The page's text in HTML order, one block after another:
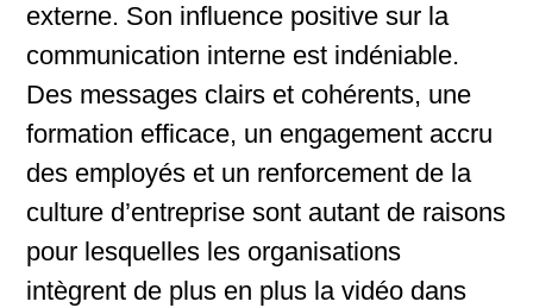
externe. Son influence positive sur la
communication interne est indéniable.
Des messages clairs et cohérents, une
formation efficace, un engagement accru
des employés et un renforcement de la
culture d’entreprise sont autant de raisons
pour lesquelles les organisations
intègrent de plus en plus la vidéo dans